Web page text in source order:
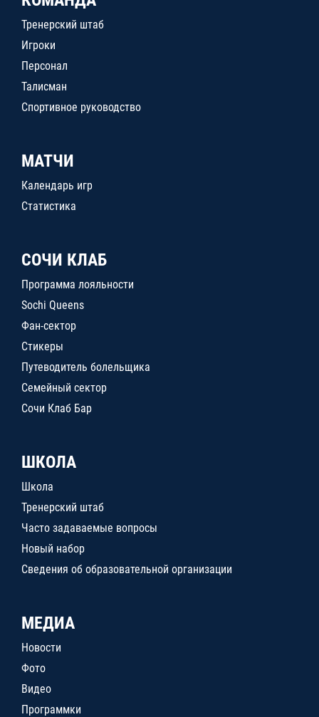
Тренерский штаб
Игроки
Персонал
Талисман
Спортивное руководство
МАТЧИ
Календарь игр
Статистика
СОЧИ КЛАБ
Программа лояльности
Sochi Queens
Фан-сектор
Стикеры
Путеводитель болельщика
Семейный сектор
Сочи Клаб Бар
ШКОЛА
Школа
Тренерский штаб
Часто задаваемые вопросы
Новый набор
Сведения об образовательной организации
МЕДИА
Новости
Фото
Видео
Программки